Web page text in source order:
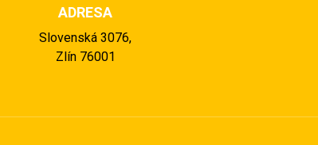
ADRESA
Slovenská 3076,
Zlín 76001